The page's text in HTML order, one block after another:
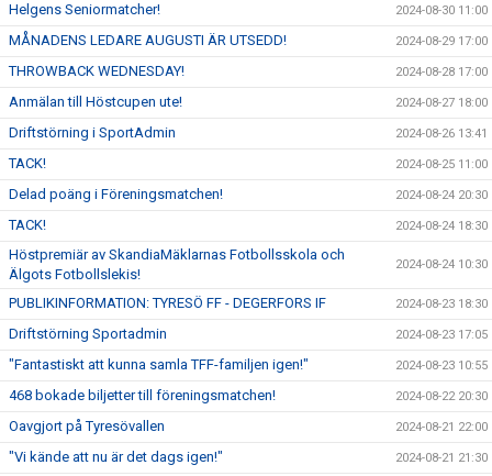
Helgens Seniormatcher! 2024-08-30 11:00
MÅNADENS LEDARE AUGUSTI ÄR UTSEDD! 2024-08-29 17:00
THROWBACK WEDNESDAY! 2024-08-28 17:00
Anmälan till Höstcupen ute! 2024-08-27 18:00
Driftstörning i SportAdmin 2024-08-26 13:41
TACK! 2024-08-25 11:00
Delad poäng i Föreningsmatchen! 2024-08-24 20:30
TACK! 2024-08-24 18:30
Höstpremiär av SkandiaMäklarnas Fotbollsskola och
Älgots Fotbollslekis!
2024-08-24 10:30
PUBLIKINFORMATION: TYRESÖ FF - DEGERFORS IF 2024-08-23 18:30
Driftstörning Sportadmin 2024-08-23 17:05
"Fantastiskt att kunna samla TFF-familjen igen!" 2024-08-23 10:55
468 bokade biljetter till föreningsmatchen! 2024-08-22 20:30
Oavgjort på Tyresövallen 2024-08-21 22:00
"Vi kände att nu är det dags igen!" 2024-08-21 21:30